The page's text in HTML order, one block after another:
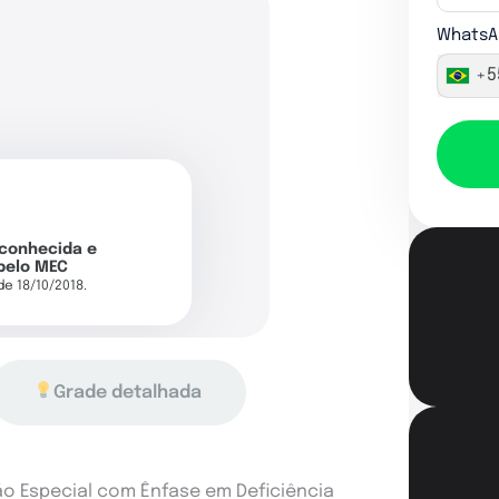
e
MEC
18/10/2018.
Grade detalhada
Especial com Ênfase em Deficiência